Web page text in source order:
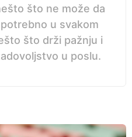
što ne može da
u svakom
što drži pažnju i
u poslu.